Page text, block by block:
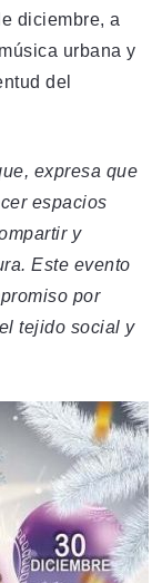
diciembre, a
urbana y
del
expresa que
espacios
y
Este evento
por
tejido social y